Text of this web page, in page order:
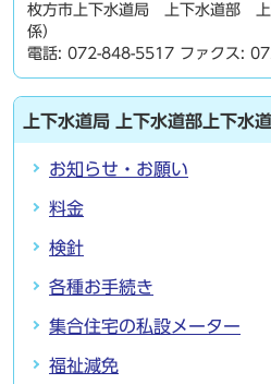
枚方市上下水道局 上下水道部 上
係）
電話: 072-848-5517 ファクス:
上下水道局 上下水道部上下水
お知らせ・お願い
料金
検針
各種お手続き
集合住宅の私設メーター
福祉減免